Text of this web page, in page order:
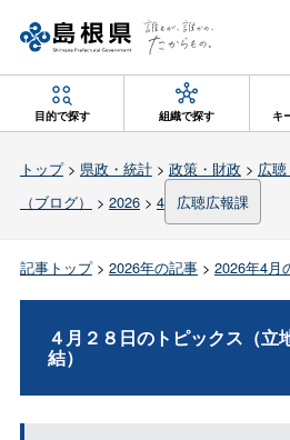
目的で探す 組織で探す キ
トップ> 県政・統計> 政策・財政 > 広
（ブログ）
> 2026> 4 広聴広報課
記事トップ> 2026年の記事> 2026年4月
４月２８日のトピックス（立
結）